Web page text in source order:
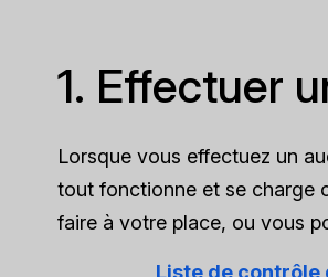
1. Effectuer
Lorsque vous effectuez un
tout fonctionne et se charge
faire à votre place, ou vous
Liste de contrôle